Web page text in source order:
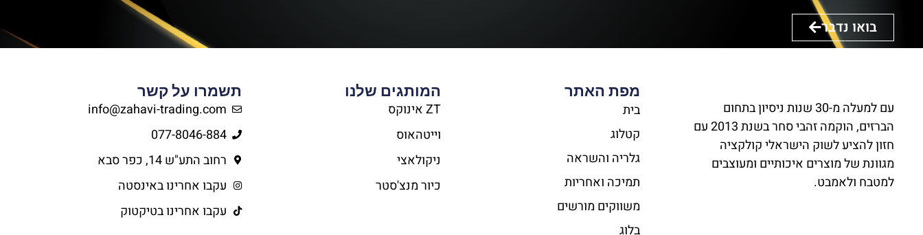
בואו נדבר
עם למעלה מ-30 שנות ניסיון בתחום
הברזים, הוקמה זהבי סחר בשנת 2013 עם
חזון להציע לשוק הישראלי קולקציה
מגוונת של מוצרים איכותיים ומעוצבים
למטבח ולאמבט.
מפת האתר
בית
קטלוג
גלריה והשראה
תמיכה ואחריות
משווקים מורשים
בלוג
המותגים שלנו
ZT אינוקס​
וייטהאוס​
ניקולאצי
כיור מנצ'סטר​
תשמרו על קשר
info@zahavi-trading.com
077-8046-884
רחוב התע"ש 14, כפר סבא
עקבו אחרינו באינסטה
עקבו אחרינו בטיקטוק